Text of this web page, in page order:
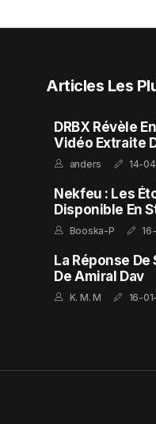
Articles Les
DRBX Révèle
Vidéo Extraite
FEELING"
anders 14-
Nekfeu : Les
Disponible En
Booska-P
La Réponse
De Amiral Dav
K. M. M 16-